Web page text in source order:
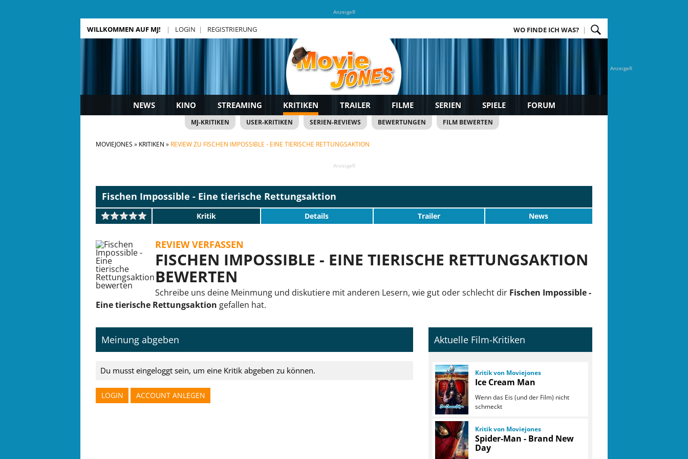
AnzeigeR
AnzeigeR
WILLKOMMEN AUF MJ! LOGIN REGISTRIERUNG WO FINDE ICH WAS?
NEWS KINO STREAMING KRITIKEN TRAILER FILME SERIEN SPIELE FORUM
MJ-KRITIKEN USER-KRITIKEN SERIEN-REVIEWS BEWERTUNGEN FILM BEWERTEN
MOVIEJONES KRITIKEN REVIEW ZU FISCHEN IMPOSSIBLE - EINE TIERISCHE RETTUNGSAKTION
AnzeigeR
Fischen Impossible - Eine tierische Rettungsaktion
Kritik Details Trailer News
REVIEW VERFASSEN
FISCHEN IMPOSSIBLE - EINE TIERISCHE RETTUNGSAKTION
BEWERTEN
Schreibe uns deine Meinmung und diskutiere mit anderen Lesern, wie gut oder schlecht dir Fischen Impossible -
Eine tierische Rettungsaktion gefallen hat.
Meinung abgeben
Du musst eingeloggt sein, um eine Kritik abgeben zu können.
LOGIN ACCOUNT ANLEGEN
Aktuelle Film-Kritiken
Kritik von Moviejones
Ice Cream Man
Wenn das Eis (und der Film) nicht
schmeckt
Kritik von Moviejones
Spider-Man - Brand New
Day